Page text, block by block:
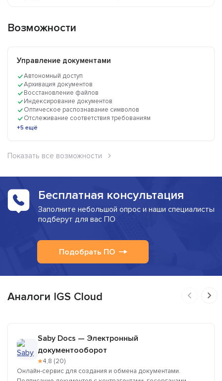
Возможности
Управление документами
Автономный доступ
Архивация документов
Восстановление файлов
Индексирование документов
Оптическое распознавание символов
Отслеживание соответствия требованиям
+5 ещё
Показать все возможности
Бесплатная консультация
Заполните небольшой опрос и наши специалисты
подберут для вас ПО
Подобрать ПО
Аналоги IGS Cloud
Saby Docs — Электронный
документооборот
★4,8 (20)
Онлайн-сервис для создания и обмена документами.